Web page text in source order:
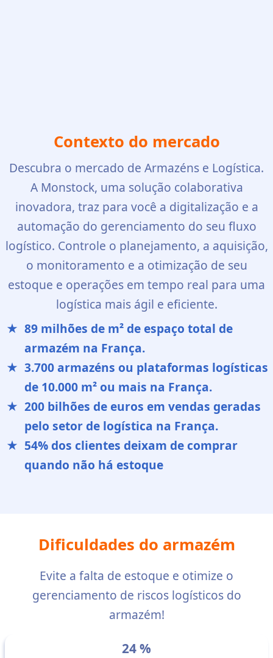
Contexto do mercado
Descubra o mercado de Armazéns e Logística.
A Monstock, uma solução colaborativa
inovadora, traz para você a digitalização e a
automação do gerenciamento do seu fluxo
logístico. Controle o planejamento, a aquisição,
o monitoramento e a otimização de seu
estoque e operações em tempo real para uma
logística mais ágil e eficiente.
89 milhões de m² de espaço total de
armazém na França.
3.700 armazéns ou plataformas logísticas
de 10.000 m² ou mais na França.
200 bilhões de euros em vendas geradas
pelo setor de logística na França.
54% dos clientes deixam de comprar
quando não há estoque
Dificuldades do armazém
Evite a falta de estoque e otimize o
gerenciamento de riscos logísticos do
armazém!
24 %